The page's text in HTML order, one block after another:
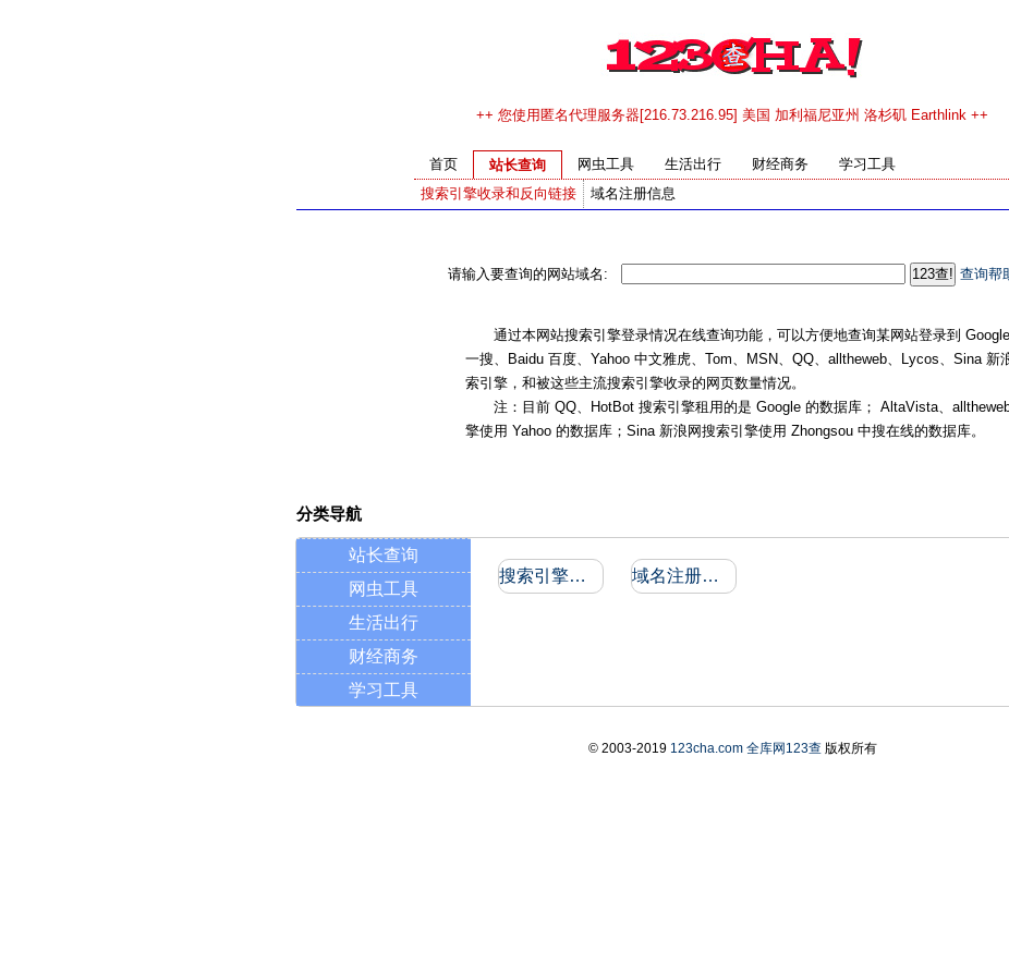
++ 您使用匿名代理服务器[216.73.216.95] 美国 加利福尼亚州 洛杉矶 Earthlink ++
首页
站长查询
搜索引擎收录和反向链接
域名注册信息
网虫工具 生活出行 财经商务 学习工具
请输入要查询的网站域名: 查询帮
通过本网站搜索引擎登录情况在线查询功能，可以方便地查询某网站登录到
一搜、Baidu 百度、Yahoo 中文雅虎、Tom、MSN、QQ、alltheweb、Lycos、Sina 新
索引擎，和被这些主流搜索引擎收录的网页数量情况。
注：目前 QQ、HotBot 搜索引擎租用的是 Google 的数据库； AltaVista、alltheweb
擎使用 Yahoo 的数据库；Sina 新浪网搜索引擎使用 Zhongsou 中搜在线的数据库。
分类导航
站长查询
网虫工具
生活出行
财经商务
学习工具
搜索引擎收录和反向链接 域名注册信息
© 2003-2019 123cha.com 全库网123查版权所有